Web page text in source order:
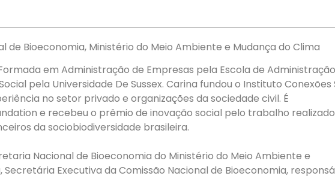
de Bioeconomia, Ministério do Meio Ambiente e Mudança do Clima
em Administração de Empresas pela Escola de
pela Universidade De Sussex. Carina fundou o Instituto
no setor privado e organizações da sociedade civil. É
e recebeu o prêmio de inovação social pelo trabalho
da sociobiodiversidade brasileira.
Nacional de Bioeconomia do Ministério do Meio Ambiente e
Secretária Executiva da Comissão Nacional de Bioeconomia,